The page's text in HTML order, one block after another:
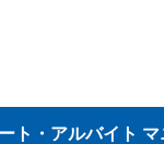
ト・アルバイト マ